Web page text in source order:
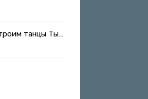
Танцы мы устроим танцы Ты такая классная